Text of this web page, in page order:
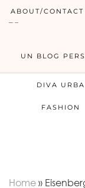
UN BLOG
ABOUT/CONTACT
DIVA
FASHION
Home »